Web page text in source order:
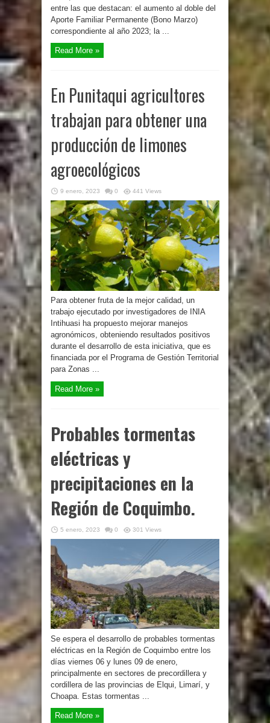
entre las que destacan: el aumento al doble del
Aporte Familiar Permanente (Bono Marzo)
correspondiente al año 2023; la ...
Read More »
En Punitaqui agricultores
trabajan para obtener una
producción de limones
agroecológicos
9 enero, 2023 0 441 Views
Para obtener fruta de la mejor calidad, un
trabajo ejecutado por investigadores de INIA
Intihuasi ha propuesto mejorar manejos
agronómicos, obteniendo resultados positivos
durante el desarrollo de esta iniciativa, que es
financiada por el Programa de Gestión Territorial
para Zonas ...
Read More »
Probables tormentas
eléctricas y
precipitaciones en la
Región de Coquimbo.
5 enero, 2023 0 301 Views
Se espera el desarrollo de probables tormentas
eléctricas en la Región de Coquimbo entre los
días viernes 06 y lunes 09 de enero,
principalmente en sectores de precordillera y
cordillera de las provincias de Elqui, Limarí, y
Choapa. Estas tormentas ...
Read More »